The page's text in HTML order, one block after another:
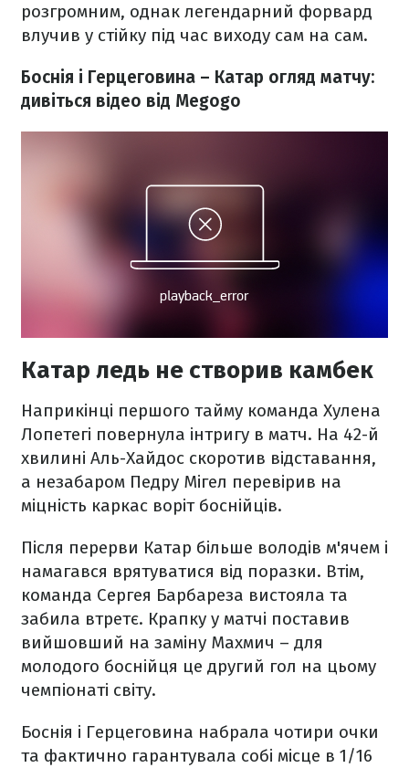
розгромним, однак легендарний форвард
влучив у стійку під час виходу сам на сам.
Боснія і Герцеговина – Катар огляд матчу:
дивіться відео від Megogo
Катар ледь не створив камбек
Наприкінці першого тайму команда Хулена
Лопетегі повернула інтригу в матч. На 42-й
хвилині Аль-Хайдос скоротив відставання,
а незабаром Педру Мігел перевірив на
міцність каркас воріт боснійців.
Після перерви Катар більше володів м'ячем і
намагався врятуватися від поразки. Втім,
команда Сергея Барбареза вистояла та
забила втретє. Крапку у матчі поставив
вийшовший на заміну Махмич – для
молодого боснійця це другий гол на цьому
чемпіонаті світу.
Боснія і Герцеговина набрала чотири очки
та фактично гарантувала собі місце в 1/16